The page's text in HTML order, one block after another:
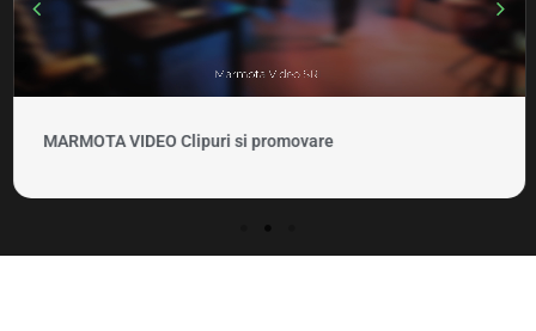
MARMOTA VIDEO Clipuri si promovare